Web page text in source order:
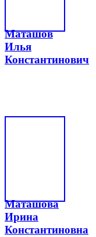
Маташов
Илья
Константинович
Маташова
Ирина
Константиновна